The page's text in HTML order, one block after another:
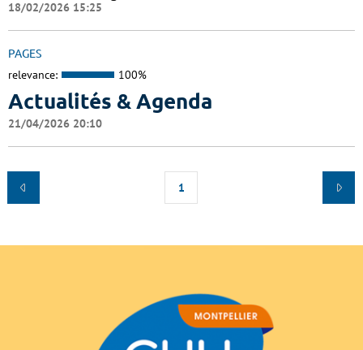
18/02/2026 15:25
PAGES
relevance: 100%
Actualités & Agenda
21/04/2026 20:10
1